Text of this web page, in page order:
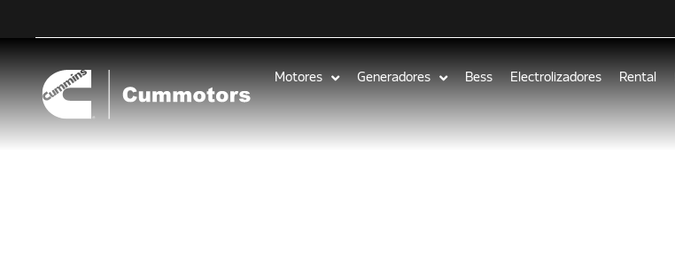
Motores Generadores Bess Electrolizadores Rental